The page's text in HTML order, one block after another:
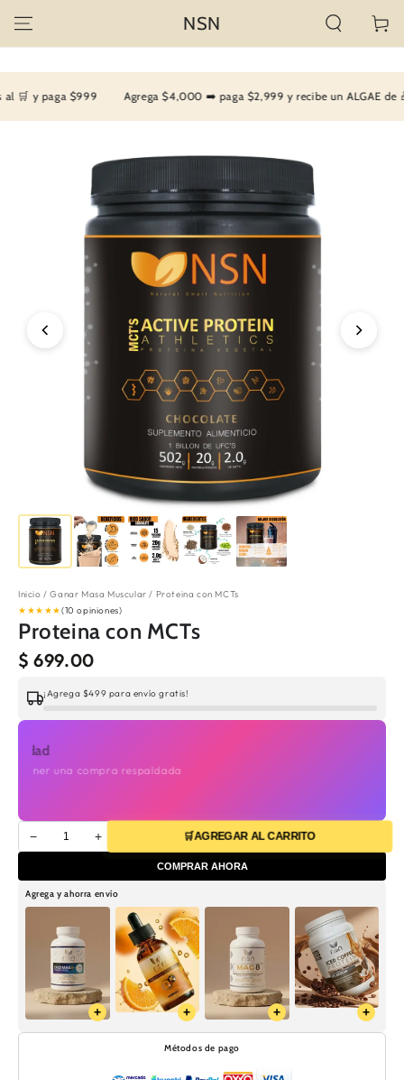
CONTENIDO
NSN Carrito
🛒 y paga $999 Agrega $4,000 ➡️ paga $2,999 y recibe un ALGAE de 🎁
Inicio /Ganar Masa Muscular / Proteina con MCTs
★ ★★ ★★(10 opiniones)
Proteina con MCTs
$ 699.00
¡Agrega $499 para envío gratis!
− + 🛒AGREGAR AL CARRITO
COMPRAR AHORA
Agrega y ahorra envío
+ + + +
Métodos de pago